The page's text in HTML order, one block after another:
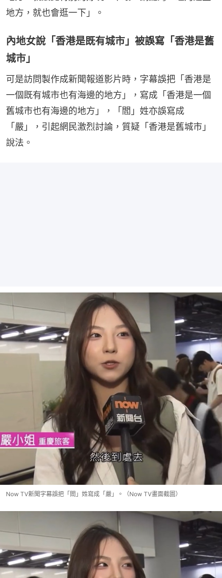
地方，就也會逛一下」。
內地女說「香港是既有城市」被誤寫「香港是舊
城市」
可是訪問製作成新聞報道影片時，字幕誤把「香港是
一個既有城市也有海邊的地方」，寫成「香港是一個
舊城市也有海邊的地方」，「閻」姓亦誤寫成
「嚴」，引起網民激烈討論，質疑「香港是舊城市」
說法。
Now TV新聞字幕誤把「閻」姓寫成「嚴」。（Now TV畫面截圖）